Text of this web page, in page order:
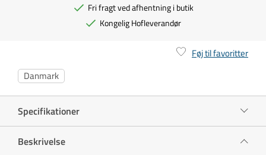
Fri fragt ved afhentning i butik
Kongelig Hofleverandør
Føj til favoritter
Danmark
Specifikationer
Beskrivelse